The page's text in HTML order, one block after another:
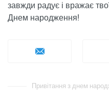
завжди радує і вражає
Днем народження!
Привітання з днем